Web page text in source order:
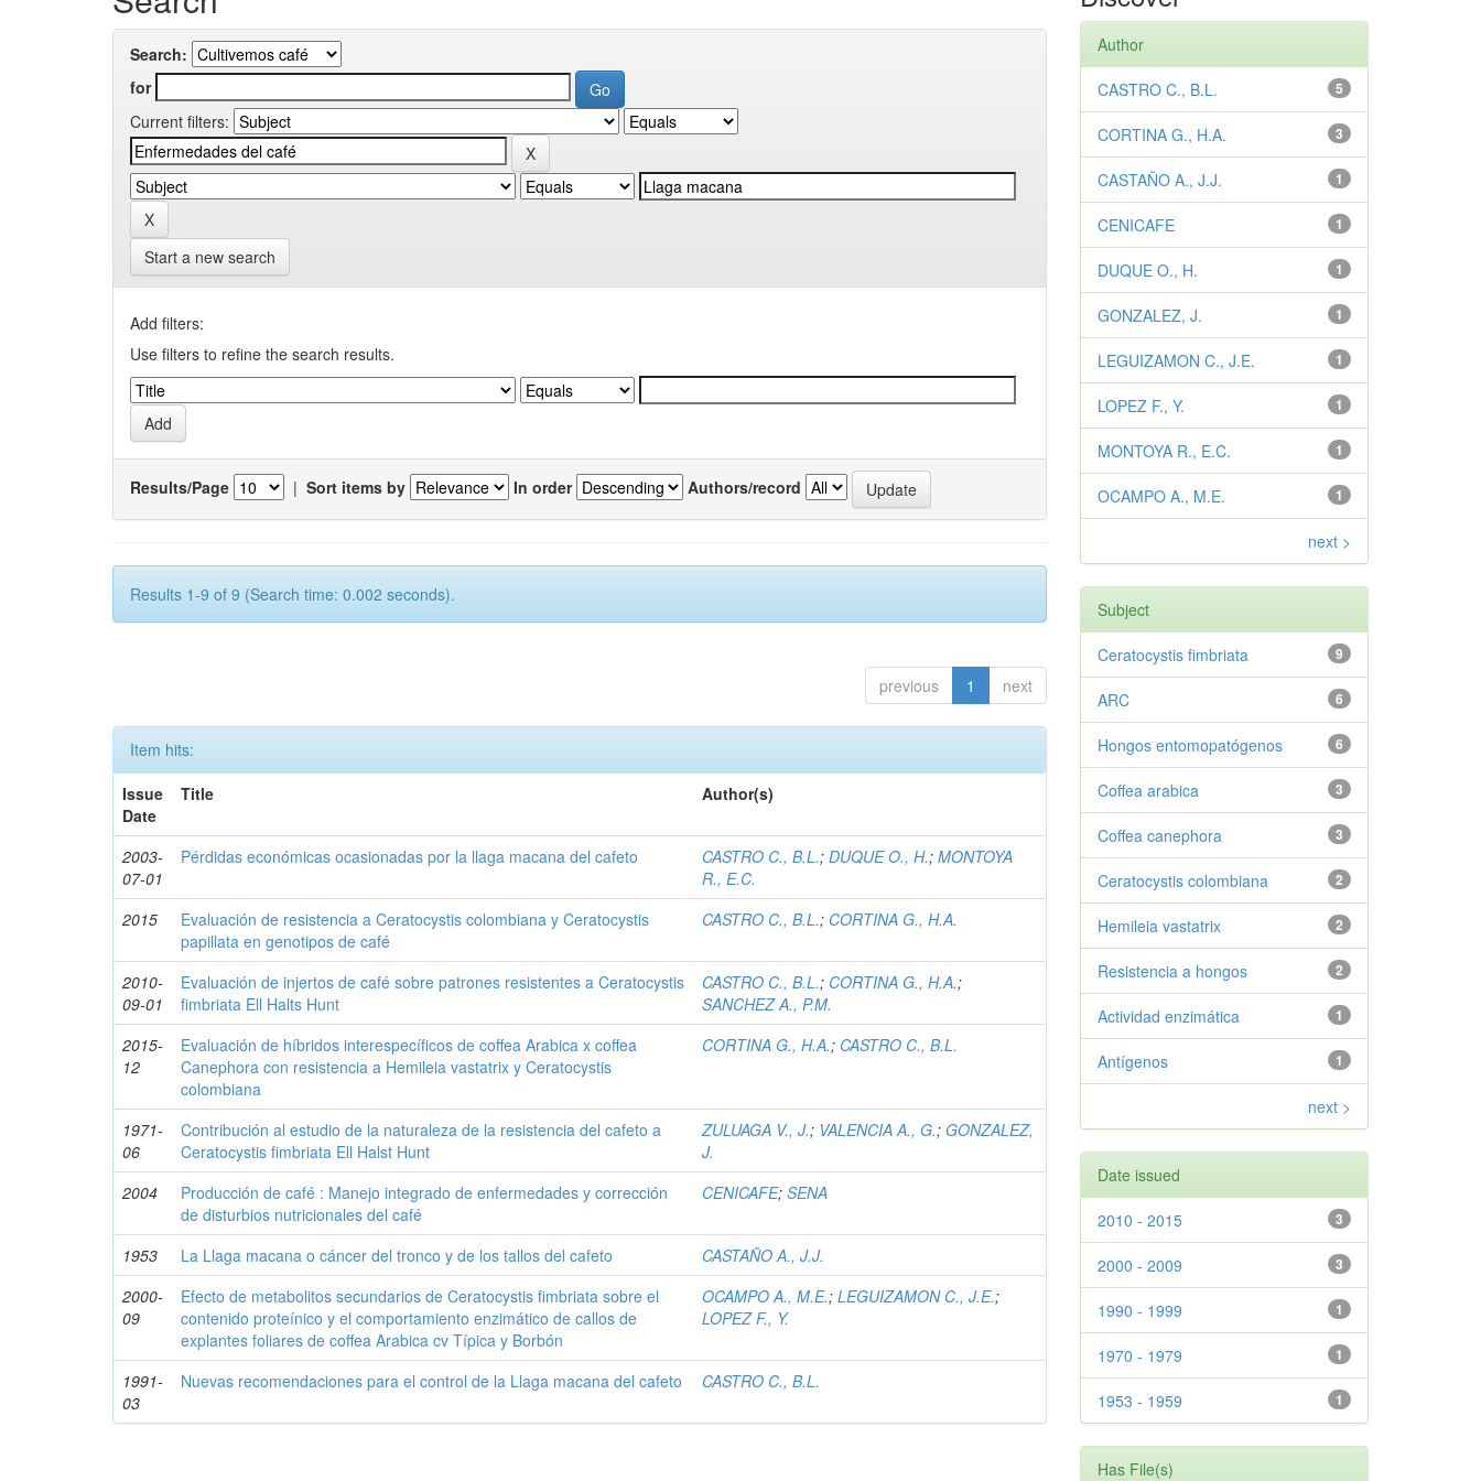
Search:
for
Current filters:
Start a new search
Add filters:
Use filters to refine the search results.
Results/Page | Sort items by In order Authors/record
Results 1-9 of 9 (Search time: 0.002 seconds).
previous 1 next
Item hits:
Issue
Date
Title Author(s)
2003-
07-01
Pérdidas económicas ocasionadas por la llaga macana del cafeto CASTRO C., B.L.;DUQUE O., H.;MONTOYA
R., E.C.
2015
Evaluación de resistencia a Ceratocystis colombiana y Ceratocystis
papillata en genotipos de café
CASTRO C., B.L.; CORTINA G., H.A.
2010-
09-01
Evaluación de injertos de café sobre patrones resistentes a Ceratocystis
fimbriata Ell Halts Hunt
CASTRO C., B.L.; CORTINA G., H.A.;
SANCHEZ A., P.M.
2015-
12
Evaluación de híbridos interespecíficos de coffea Arabica x coffea
Canephora con resistencia a Hemileia vastatrix y Ceratocystis
colombiana
CORTINA G., H.A.; CASTRO C., B.L.
1971-
06
Contribución al estudio de la naturaleza de la resistencia del cafeto a
Ceratocystis fimbriata Ell Halst Hunt
ZULUAGA V., J.; VALENCIA A., G.; GONZALEZ,
J.
2004
Producción de café : Manejo integrado de enfermedades y corrección
de disturbios nutricionales del café
CENICAFE;SENA
1953 La Llaga macana o cáncer del tronco y de los tallos del cafeto
CASTAÑO A., J.J.
2000-
09
Efecto de metabolitos secundarios de Ceratocystis fimbriata sobre el
contenido proteínico y el comportamiento enzimático de callos de
explantes foliares de coffea Arabica cv Típica y Borbón
OCAMPO A., M.E.;LEGUIZAMON C., J.E.;
LOPEZ F., Y.
1991-
03
Nuevas recomendaciones para el control de la Llaga macana del cafeto CASTRO C., B.L.
Author
5
CASTRO C., B.L.
3
CORTINA G., H.A.
1
CASTAÑO A., J.J.
1
CENICAFE
1
DUQUE O., H.
1
GONZALEZ, J.
1
LEGUIZAMON C., J.E.
1
LOPEZ F., Y.
1
MONTOYA R., E.C.
1
OCAMPO A., M.E.
next >
Subject
9
Ceratocystis fimbriata
6
ARC
6
Hongos entomopatógenos
3
Coffea arabica
3
Coffea canephora
2
Ceratocystis colombiana
2
Hemileia vastatrix
2
Resistencia a hongos
1
Actividad enzimática
1
Antígenos
next >
Date issued
3
2010 - 2015
3
2000 - 2009
1
1990 - 1999
1
1970 - 1979
1
1953 - 1959
Has File(s)